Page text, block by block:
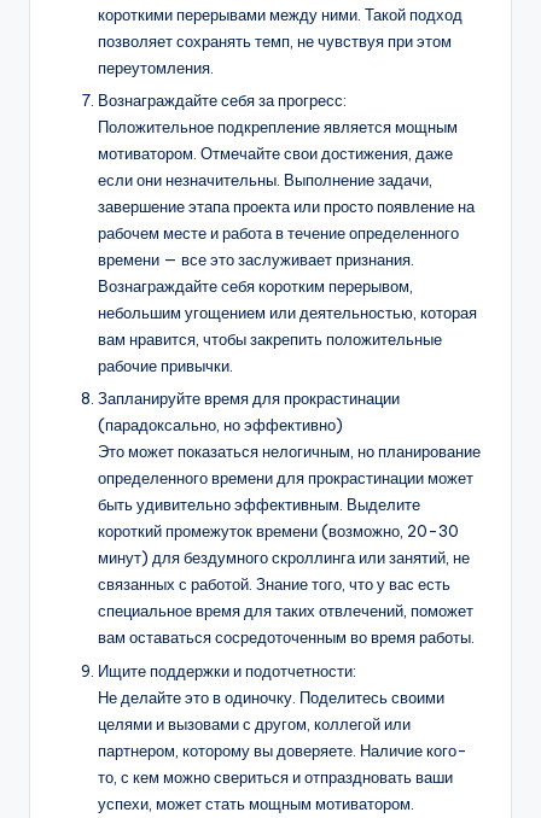
короткими перерывами между ними. Такой подход
позволяет сохранять темп, не чувствуя при этом
переутомления.
Вознаграждайте себя за прогресс:
Положительное подкрепление является мощным
мотиватором. Отмечайте свои достижения, даже
если они незначительны. Выполнение задачи,
завершение этапа проекта или просто появление на
рабочем месте и работа в течение определенного
времени — все это заслуживает признания.
Вознаграждайте себя коротким перерывом,
небольшим угощением или деятельностью, которая
вам нравится, чтобы закрепить положительные
рабочие привычки.
Запланируйте время для прокрастинации
(парадоксально, но эффективно)
Это может показаться нелогичным, но планирование
определенного времени для прокрастинации может
быть удивительно эффективным. Выделите
короткий промежуток времени (возможно, 20-30
минут) для бездумного скроллинга или занятий, не
связанных с работой. Знание того, что у вас есть
специальное время для таких отвлечений, поможет
вам оставаться сосредоточенным во время работы.
Ищите поддержки и подотчетности:
Не делайте это в одиночку. Поделитесь своими
целями и вызовами с другом, коллегой или
партнером, которому вы доверяете. Наличие кого-
то, с кем можно свериться и отпраздновать ваши
успехи, может стать мощным мотиватором.